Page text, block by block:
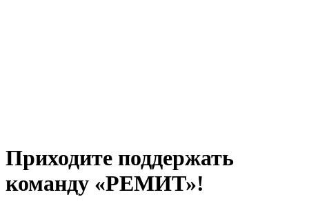
Приходите поддержать
команду «РЕМИТ»!